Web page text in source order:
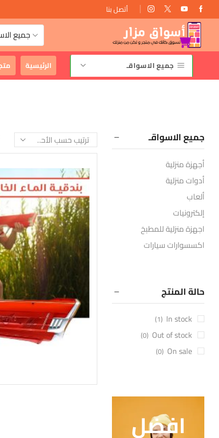
أتصل بنا
جميع
جميع الاسواقـ الرئيسية
جميع الاسواقـ
أجهزة منزلية
أدوات منزلية
ألعاب
إلكترونيات
اجهزة منزلية للمطبخ
اكسسوارات سيارات
العناية الشخصية للرجال
تنظيف المنزل
ديكور وإضاءة المنزل
ساعات
عروض رمضان
حالة المنتج
In stock
(1)
Out of stock
(0)
On sale
(0)
افضل